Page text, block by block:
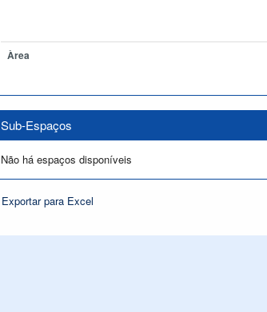
Àrea
Sub-Espaços
Não há espaços disponíveis
Exportar para Excel